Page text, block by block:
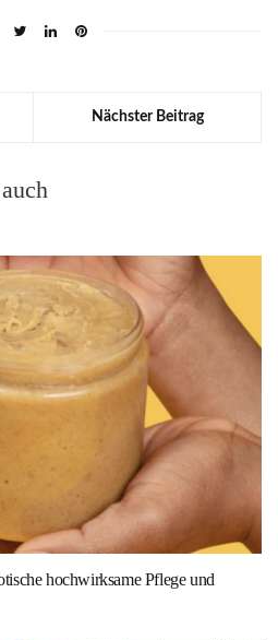
Nächster Beitrag
hochwirksame Pflege und